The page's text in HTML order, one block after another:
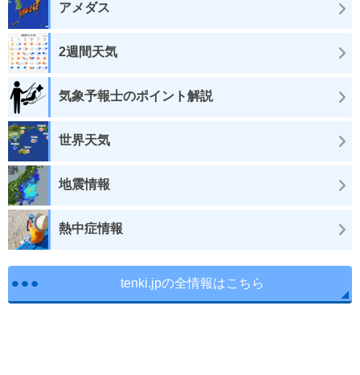
アメダス
2週間天気
気象予報士のポイント解説
世界天気
地震情報
熱中症情報
tenki.jpの全情報はこちら